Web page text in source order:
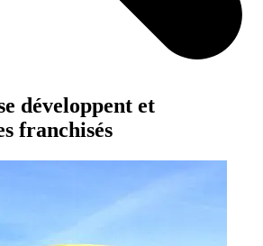
développent et
franchisés